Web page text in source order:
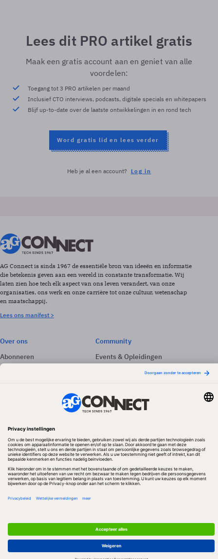
Lees dit PRO artikel gratis
Maak een gratis account aan en geniet van alle
voordelen:
Toegang tot 3 PRO artikelen per maand
Inclusief CTO interviews, podcasts, digitale specials en whitepapers
Blijf up-to-date over de laatste ontwikkelingen in en rond tech
Word gratis lid en lees verder
Heb je al een account? Log in
AG Connect is sinds 1967 de essentiële bron van ideeën en informatie
die betekenis geven aan een wereld in constante transformatie. Wij
laten zien hoe tech elk aspect van ons leven verandert, van onze
organisaties, ons werk en onze carrière tot onze cultuur, wetenschap
en maatschappij.
Lees ons manifest >
Over ons
Abonneren
Adverteren
Community
Events & Opleidingen
Volg ons
Redactionele partner
Algemene Voorwaarden & Copyrights